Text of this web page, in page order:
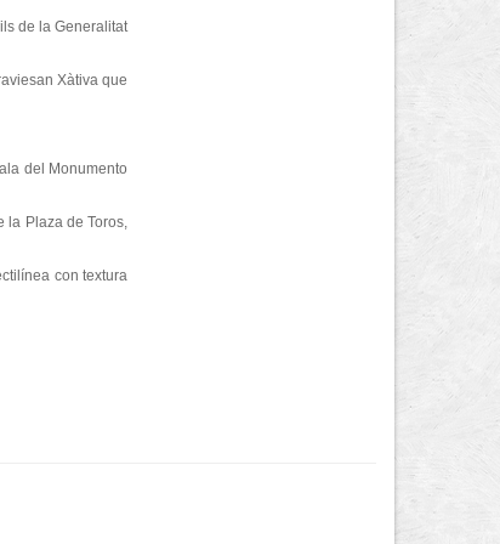
de la Generalitat
Xàtiva que
del Monumento
Plaza de Toros,
con textura